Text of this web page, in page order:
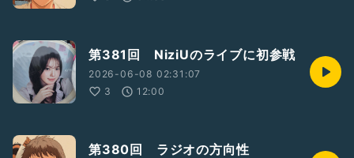
第381回 NiziUのライブに初参戦
2026-06-08 02:31:07
3
12:00
第380回 ラジオの方向性